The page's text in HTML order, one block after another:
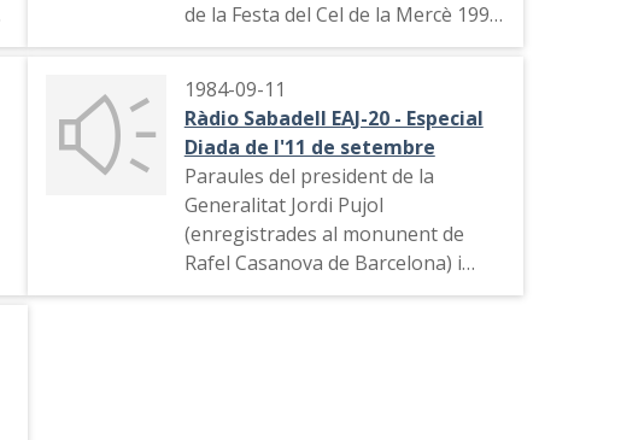
de la Festa del Cel de la Mercè 1997.
Entrevista als pilots Jordi Mateu i
l'enlairament, durant els
preparatius, l'enlairament i el vol a
sobre del Vallès i Barcelonès.
Identificació del programa i de
l'esmissora.
1984-09-11
Ràdio Sabadell EAJ-20 - Especial
Diada de l'11 de setembre
Paraules del president de la
Generalitat Jordi Pujol
(enregistrades al monunent de
Rafel Casanova de Barcelona) i
d'Oriol Badia, conseller de treball la